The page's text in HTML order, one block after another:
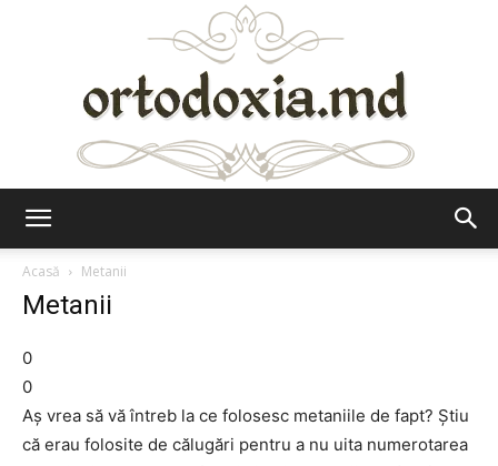
Acasă
Metanii
Metanii
0
0
Aş vrea să vă întreb la ce folosesc metaniile de fapt? Ştiu
că erau folosite de călugări pentru a nu uita numerotarea